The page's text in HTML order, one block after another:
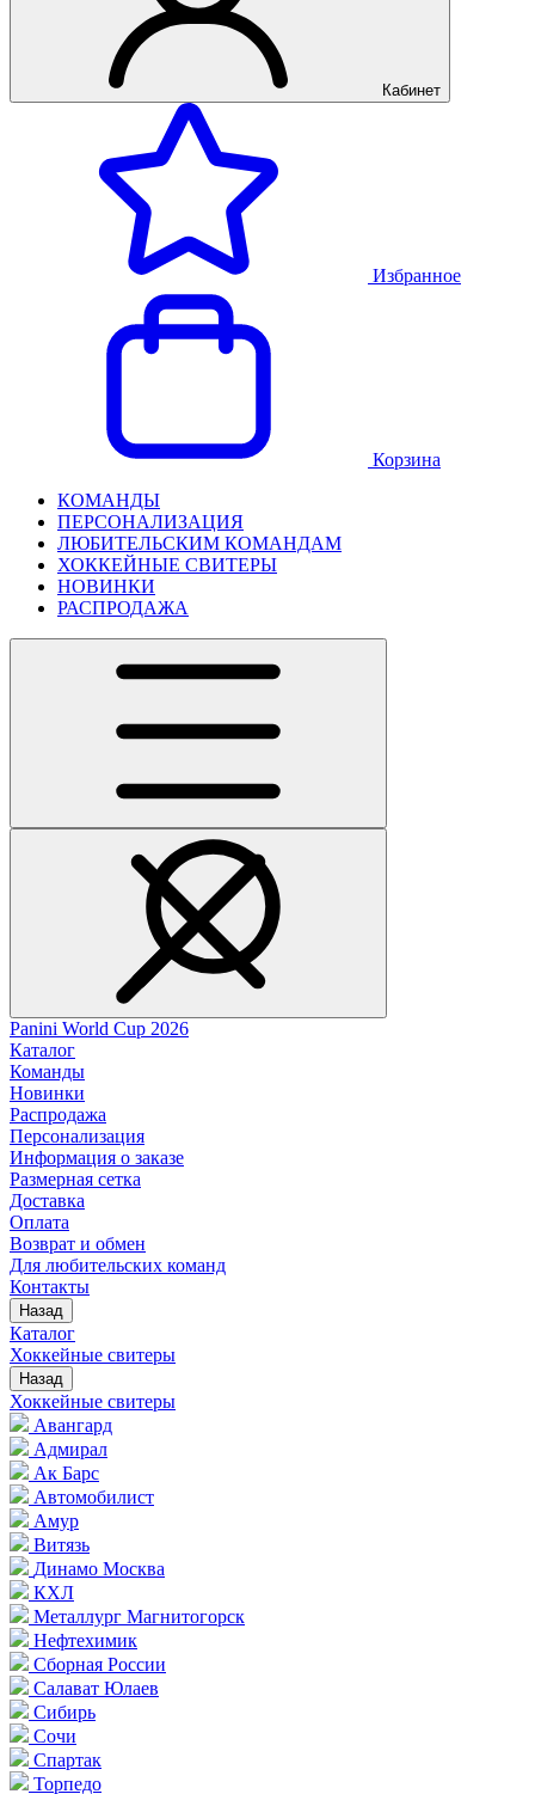
Кабинет
Избранное
Корзина
КОМАНДЫ
ПЕРСОНАЛИЗАЦИЯ
ЛЮБИТЕЛЬСКИМ КОМАНДАМ
ХОККЕЙНЫЕ СВИТЕРЫ
НОВИНКИ
РАСПРОДАЖА
Panini World Cup 2026
Каталог
Команды
Новинки
Распродажа
Персонализация
Информация о заказе
Размерная сетка
Доставка
Оплата
Возврат и обмен
Для любительских команд
Контакты
Назад
Каталог
Хоккейные свитеры
Назад
Хоккейные свитеры
Авангард
Адмирал
Ак Барс
Автомобилист
Амур
Витязь
Динамо Москва
КХЛ
Металлург Магнитогорск
Нефтехимик
Сборная России
Салават Юлаев
Сибирь
Сочи
Спартак
Торпедо